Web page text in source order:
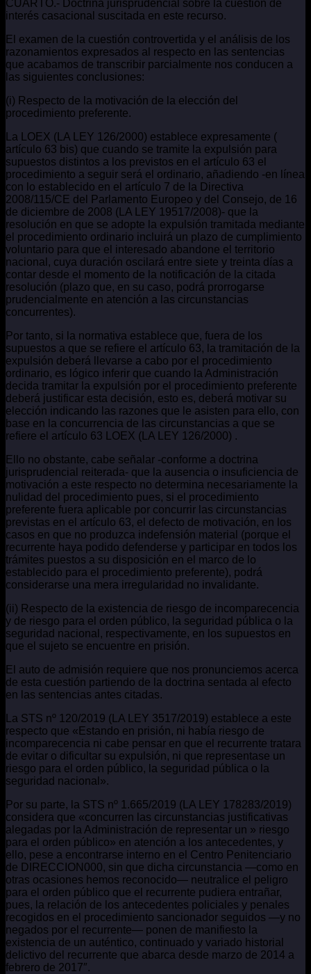
CUARTO.- Doctrina jurisprudencial sobre la cuestión de
interés casacional suscitada en este recurso.
El examen de la cuestión controvertida y el análisis de los
razonamientos expresados al respecto en las sentencias
que acabamos de transcribir parcialmente nos conducen a
las siguientes conclusiones:
(i) Respecto de la motivación de la elección del
procedimiento preferente.
La LOEX (LA LEY 126/2000) establece expresamente (
artículo 63 bis) que cuando se tramite la expulsión para
supuestos distintos a los previstos en el artículo 63 el
procedimiento a seguir será el ordinario, añadiendo -en línea
con lo establecido en el artículo 7 de la Directiva
2008/115/CE del Parlamento Europeo y del Consejo, de 16
de diciembre de 2008 (LA LEY 19517/2008)- que la
resolución en que se adopte la expulsión tramitada mediante
el procedimiento ordinario incluirá un plazo de cumplimiento
voluntario para que el interesado abandone el territorio
nacional, cuya duración oscilará entre siete y treinta días a
contar desde el momento de la notificación de la citada
resolución (plazo que, en su caso, podrá prorrogarse
prudencialmente en atención a las circunstancias
concurrentes).
Por tanto, si la normativa establece que, fuera de los
supuestos a que se refiere el artículo 63, la tramitación de la
expulsión deberá llevarse a cabo por el procedimiento
ordinario, es lógico inferir que cuando la Administración
decida tramitar la expulsión por el procedimiento preferente
deberá justificar esta decisión, esto es, deberá motivar su
elección indicando las razones que le asisten para ello, con
base en la concurrencia de las circunstancias a que se
refiere el artículo 63 LOEX (LA LEY 126/2000) .
Ello no obstante, cabe señalar -conforme a doctrina
jurisprudencial reiterada- que la ausencia o insuficiencia de
motivación a este respecto no determina necesariamente la
nulidad del procedimiento pues, si el procedimiento
preferente fuera aplicable por concurrir las circunstancias
previstas en el artículo 63, el defecto de motivación, en los
casos en que no produzca indefensión material (porque el
recurrente haya podido defenderse y participar en todos los
trámites puestos a su disposición en el marco de lo
establecido para el procedimiento preferente), podrá
considerarse una mera irregularidad no invalidante.
(ii) Respecto de la existencia de riesgo de incomparecencia
y de riesgo para el orden público, la seguridad pública o la
seguridad nacional, respectivamente, en los supuestos en
que el sujeto se encuentre en prisión.
El auto de admisión requiere que nos pronunciemos acerca
de esta cuestión partiendo de la doctrina sentada al efecto
en las sentencias antes citadas.
La STS nº 120/2019 (LA LEY 3517/2019) establece a este
respecto que «Estando en prisión, ni había riesgo de
incomparecencia ni cabe pensar en que el recurrente tratara
de evitar o dificultar su expulsión, ni que representase un
riesgo para el orden público, la seguridad pública o la
seguridad nacional».
Por su parte, la STS nº 1.665/2019 (LA LEY 178283/2019)
considera que «concurren las circunstancias justificativas
alegadas por la Administración de representar un » riesgo
para el orden público» en atención a los antecedentes, y
ello, pese a encontrarse interno en el Centro Penitenciario
de DIRECCION000, sin que dicha circunstancia —como en
otras ocasiones hemos reconocido— neutralice el peligro
para el orden público que el recurrente pudiera entrañar,
pues, la relación de los antecedentes policiales y penales
recogidos en el procedimiento sancionador seguidos —y no
negados por el recurrente— ponen de manifiesto la
existencia de un auténtico, continuado y variado historial
delictivo del recurrente que abarca desde marzo de 2014 a
febrero de 2017″.